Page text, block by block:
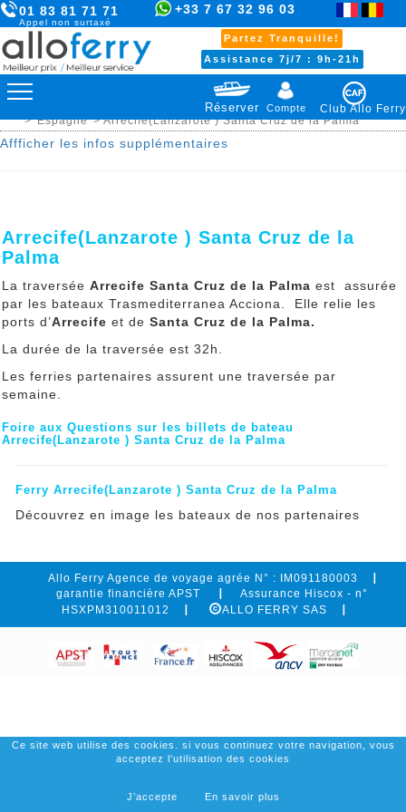
01 83 81 71 71
Appel non surtaxé
+33 7 67 32 96 03
Partez Tranquille!
Assistance 7j/7 : 9h-21h
Réserver Compte
Club Allo Ferry
>Espagne> Arrecife(Lanzarote ) Santa Cruz de la Palma
Affficher les infos supplémentaires
Arrecife(Lanzarote ) Santa Cruz de la
Palma
La traversée Arrecife Santa Cruz de la Palma est assurée
par les bateaux Trasmediterranea Acciona. Elle relie les
ports d’Arrecife et de Santa Cruz de la Palma.
La durée de la traversée est 32h.
Les ferries partenaires assurent une traversée par
semaine.
Foire aux Questions sur les billets de bateau
Arrecife(Lanzarote ) Santa Cruz de la Palma
Ferry Arrecife(Lanzarote ) Santa Cruz de la Palma
Découvrez en image les bateaux de nos partenaires
Ce site web utilise des cookies. si vous continuez votre navigation, vous
acceptez l'utilisation des cookies
J’accepte En savoir plus
Allo Ferry Agence de voyage agrée N° : IM091180003
garantie financière APST
Assurance Hiscox - n°
HSXPM310011012
ALLO FERRY SAS